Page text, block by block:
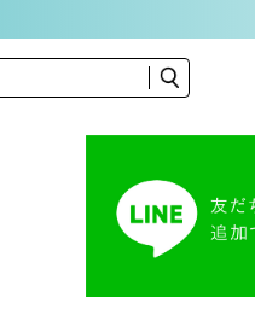
Fix